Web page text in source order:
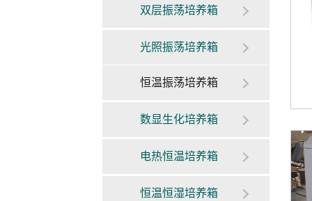
双层振荡培养箱
光照振荡培养箱
恒温振荡培养箱
数显生化培养箱
电热恒温培养箱
恒温恒湿培养箱